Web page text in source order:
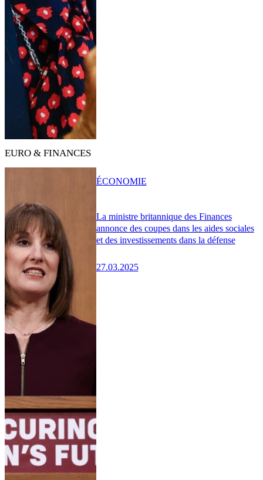
EURO & FINANCES
La ministre britannique des Finances
annonce des coupes dans les aides sociales
et des investissements dans la défense
27.03.2025
ÉCONOMIE